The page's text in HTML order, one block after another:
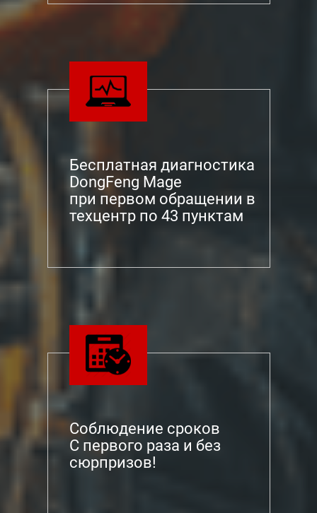
Бесплатная диагностика
DongFeng Mage
при первом обращении в
техцентр по 43 пунктам
Соблюдение сроков
С первого раза и без
сюрпризов!